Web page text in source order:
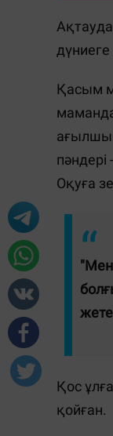
Қасым
Оқуға
Қос
қойған.